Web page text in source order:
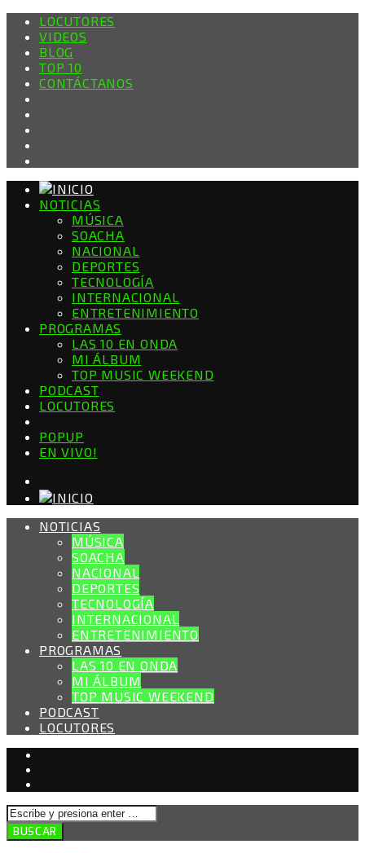
LOCUTORES
VIDEOS
BLOG
TOP 10
CONTÁCTANOS
NOTICIAS
MÚSICA
SOACHA
NACIONAL
DEPORTES
TECNOLOGÍA
INTERNACIONAL
ENTRETENIMIENTO
PROGRAMAS
LAS 10 EN ONDA
MI ÁLBUM
TOP MUSIC WEEKEND
PODCAST
LOCUTORES
POPUP
EN VIVO!
NOTICIAS
MÚSICA
SOACHA
NACIONAL
DEPORTES
TECNOLOGÍA
INTERNACIONAL
ENTRETENIMIENTO
PROGRAMAS
LAS 10 EN ONDA
MI ÁLBUM
TOP MUSIC WEEKEND
PODCAST
LOCUTORES